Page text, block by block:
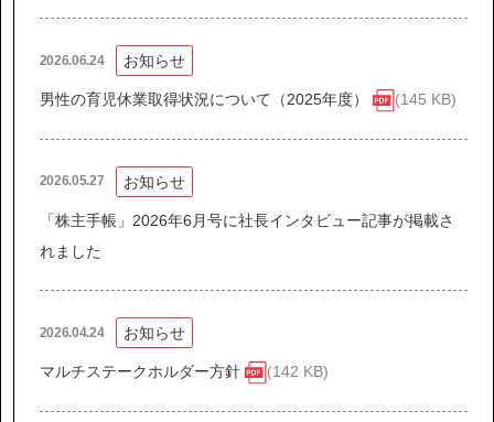
お問い合わせ
2026.06.24 お知らせ
男性の育児休業取得状況について（2025年度） (145 KB)
2026.05.27 お知らせ
「株主手帳」2026年6月号に社長インタビュー記事が掲載さ
れました
2026.04.24 お知らせ
マルチステークホルダー方針 (142 KB)